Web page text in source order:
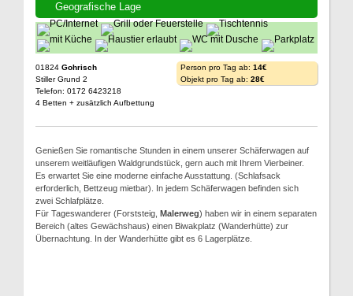
Geografische Lage
01824 Gohrisch
Stiller Grund 2
Telefon: 0172 6423218
4 Betten + zusätzlich Aufbettung
Person pro Tag ab: 14€
Objekt pro Tag ab: 28€
Genießen Sie romantische Stunden in einem unserer Schäferwagen auf
unserem weitläufigen Waldgrundstück, gern auch mit Ihrem Vierbeiner.
Es erwartet Sie eine moderne einfache Ausstattung. (Schlafsack
erforderlich, Bettzeug mietbar). In jedem Schäferwagen befinden sich
zwei Schlafplätze.
Für Tageswanderer (Forststeig, Malerweg) haben wir in einem separaten
Bereich (altes Gewächshaus) einen Biwakplatz (Wanderhütte) zur
Übernachtung. In der Wanderhütte gibt es 6 Lagerplätze.